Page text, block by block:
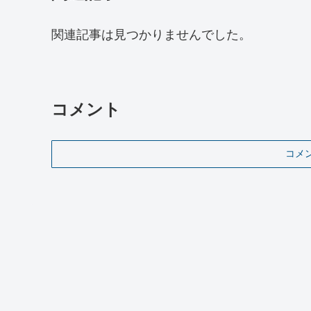
関連記事は見つかりませんでした。
コメント
コメ